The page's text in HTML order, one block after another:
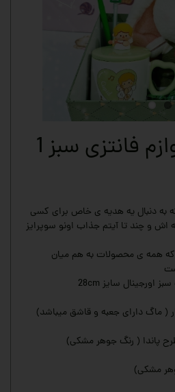
فانتزی سبز 1
به دنبال یه هدیه ی خاص برای کسی
اش و چند تا آیتم جذاب اونو سوپرایز
همه ی محصولات به هم میان